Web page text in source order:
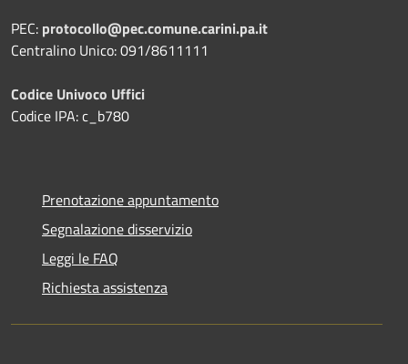
PEC: protocollo@pec.comune.carini.pa.it
Centralino Unico: 091/8611111
Codice Univoco Uffici
Codice IPA: c_b780
Prenotazione appuntamento
Segnalazione disservizio
Leggi le FAQ
Richiesta assistenza